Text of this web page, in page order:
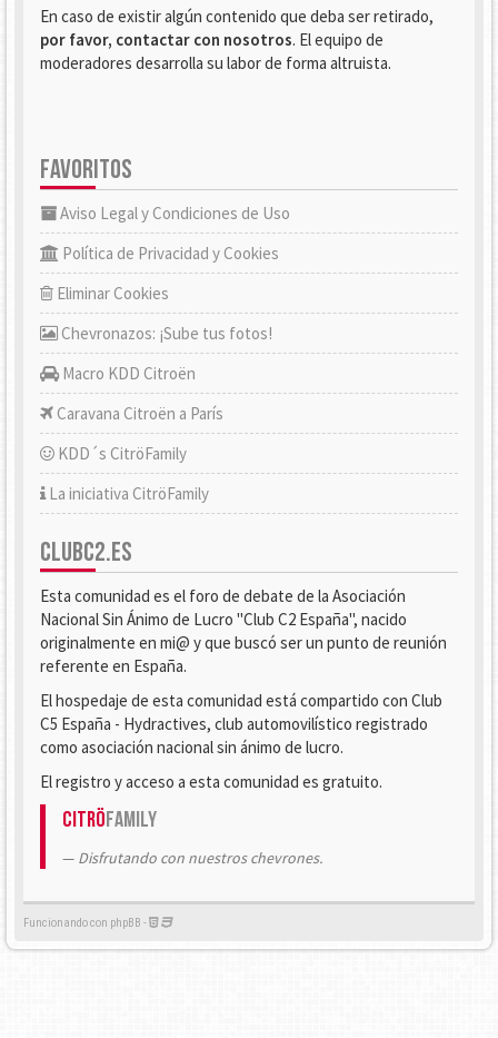
En caso de existir algún contenido que deba ser retirado,
por favor, contactar con nosotros. El equipo de
moderadores desarrolla su labor de forma altruista.
FAVORITOS
Aviso Legal y Condiciones de Uso
Política de Privacidad y Cookies
Eliminar Cookies
Chevronazos: ¡Sube tus fotos!
Macro KDD Citroën
Caravana Citroën a París
KDD´s CitröFamily
La iniciativa CitröFamily
CLUBC2.ES
Esta comunidad es el foro de debate de la Asociación
Nacional Sin Ánimo de Lucro "Club C2 España", nacido
originalmente en mi@ y que buscó ser un punto de reunión
referente en España.
El hospedaje de esta comunidad está compartido con Club
C5 España - Hydractives, club automovilístico registrado
como asociación nacional sin ánimo de lucro.
El registro y acceso a esta comunidad es gratuito.
CitröFamily
Disfrutando con nuestros chevrones.
Funcionando con phpBB -